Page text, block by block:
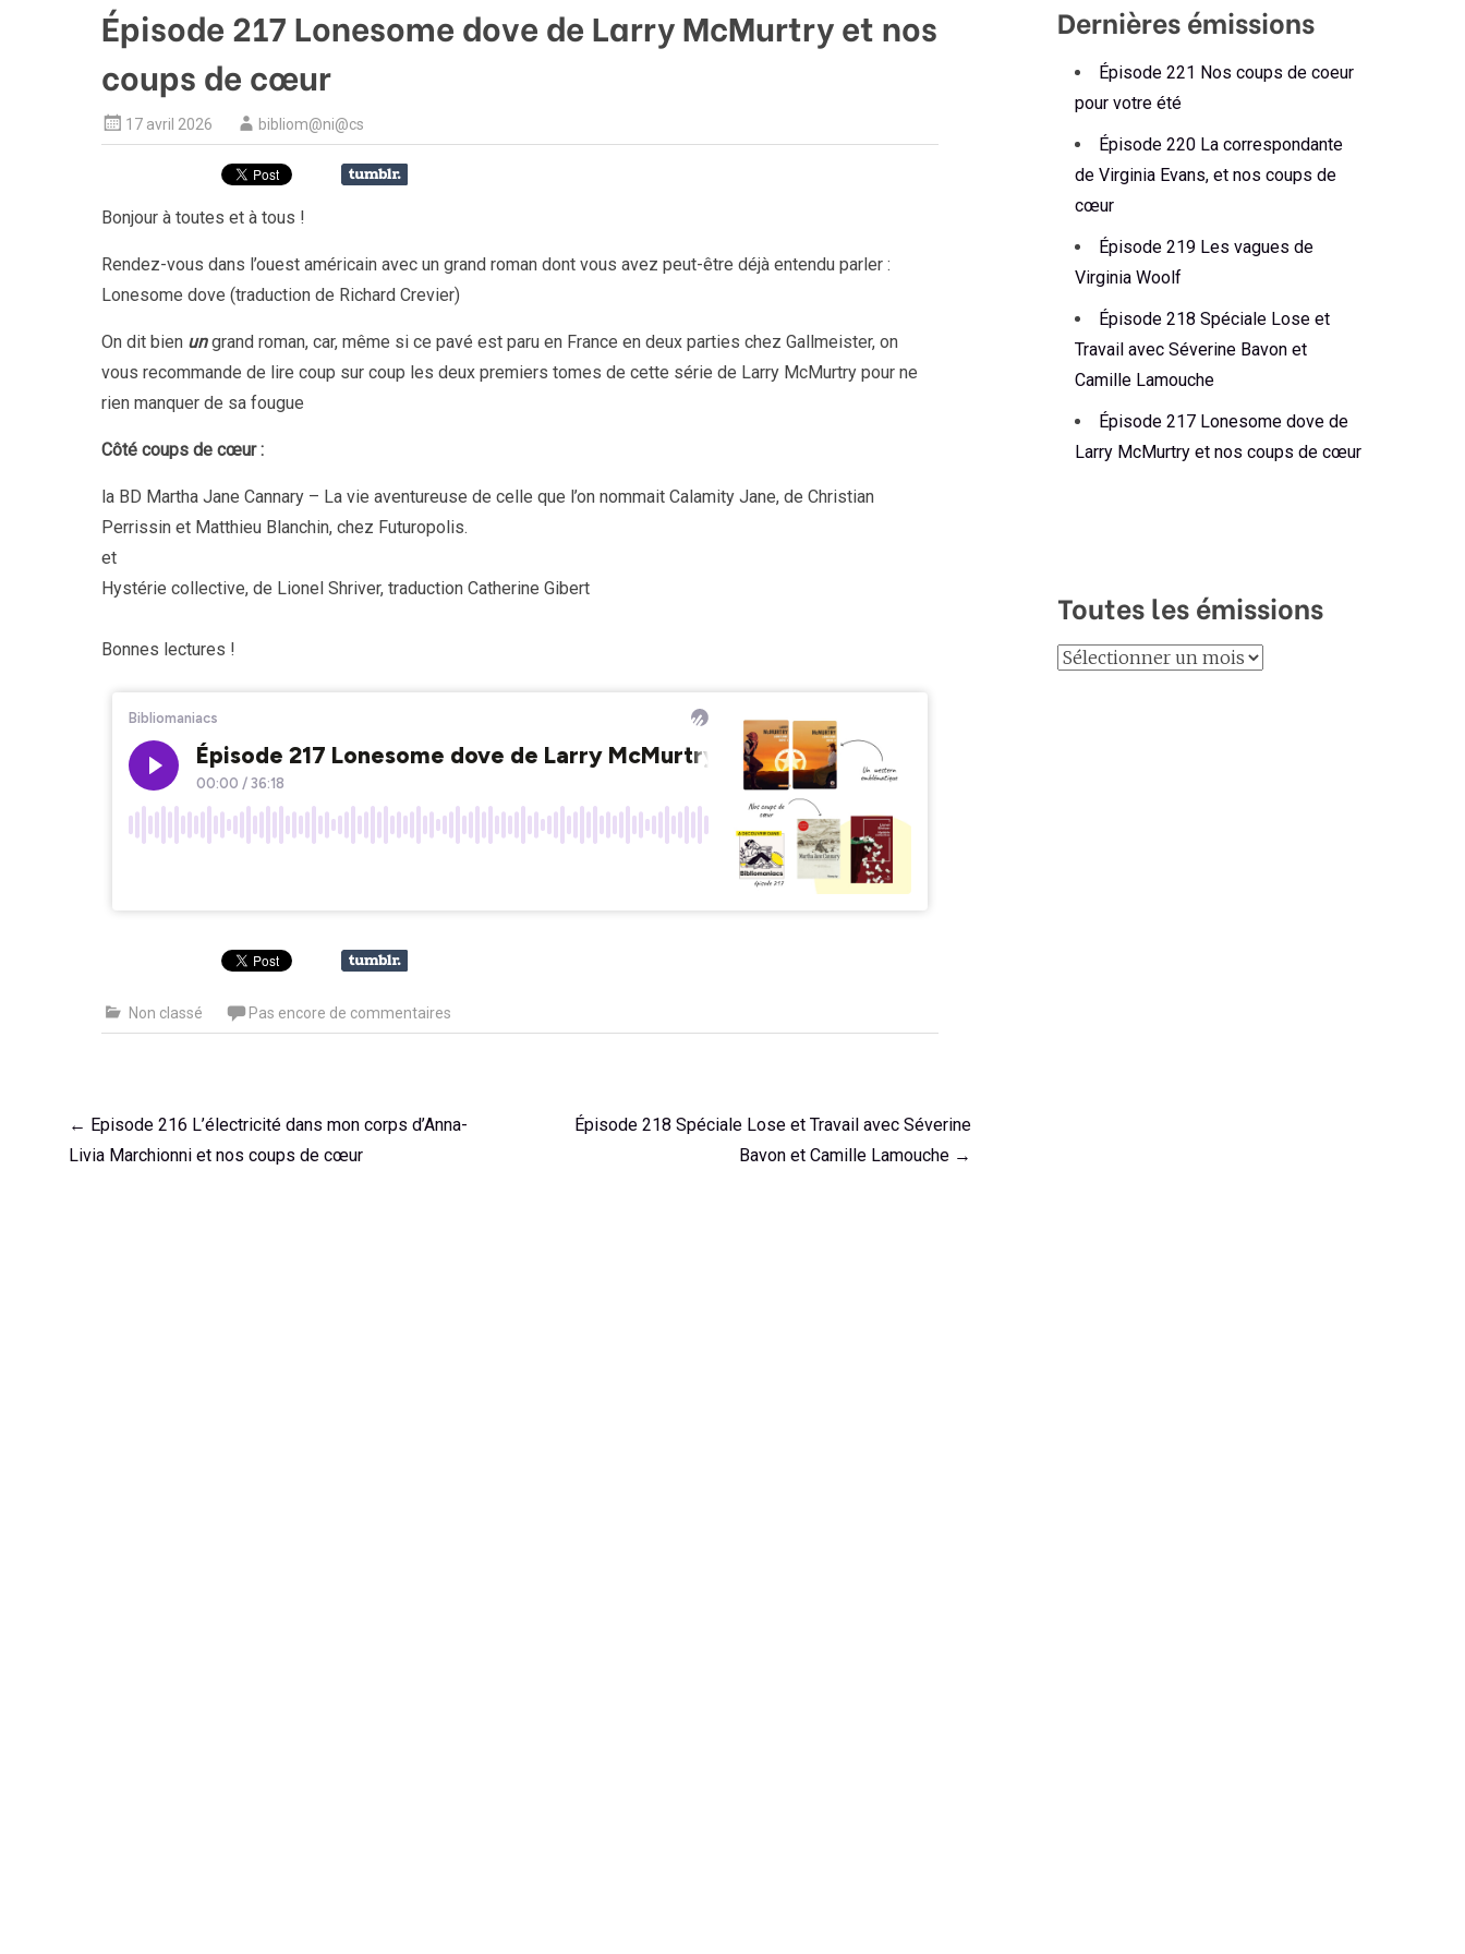
Épisode 217 Lonesome dove de Larry McMurtry et nos
coups de cœur
17 avril 2026 bibliom@ni@cs
Bonjour à toutes et à tous !
Rendez-vous dans l’ouest américain avec un grand roman dont vous avez peut-être déjà entendu parler :
Lonesome dove (traduction de Richard Crevier)
On dit bien ungrand roman, car, même si ce pavé est paru en France en deux parties chez Gallmeister, on
vous recommande de lire coup sur coup les deux premiers tomes de cette série de Larry McMurtry pour ne
rien manquer de sa fougue
Côté coups de cœur :
la BD Martha Jane Cannary – La vie aventureuse de celle que l’on nommait Calamity Jane, de Christian
Perrissin et Matthieu Blanchin, chez Futuropolis.
et
Hystérie collective, de Lionel Shriver, traduction Catherine Gibert
Bonnes lectures !
Non classé Pas encore de commentaires
Navigation
de
← Episode 216 L’électricité dans mon corps d’Anna-
Livia Marchionni et nos coups de cœur
Épisode 218 Spéciale Lose et Travail avec Séverine
Bavon et Camille Lamouche →
Dernières émissions
Épisode 221 Nos coups de coeur
pour votre été
Épisode 220 La correspondante
de Virginia Evans, et nos coups de
cœur
Épisode 219 Les vagues de
Virginia Woolf
Épisode 218 Spéciale Lose et
Travail avec Séverine Bavon et
Camille Lamouche
Épisode 217 Lonesome dove de
Larry McMurtry et nos coups de cœur
Toutes les émissions
Toutes